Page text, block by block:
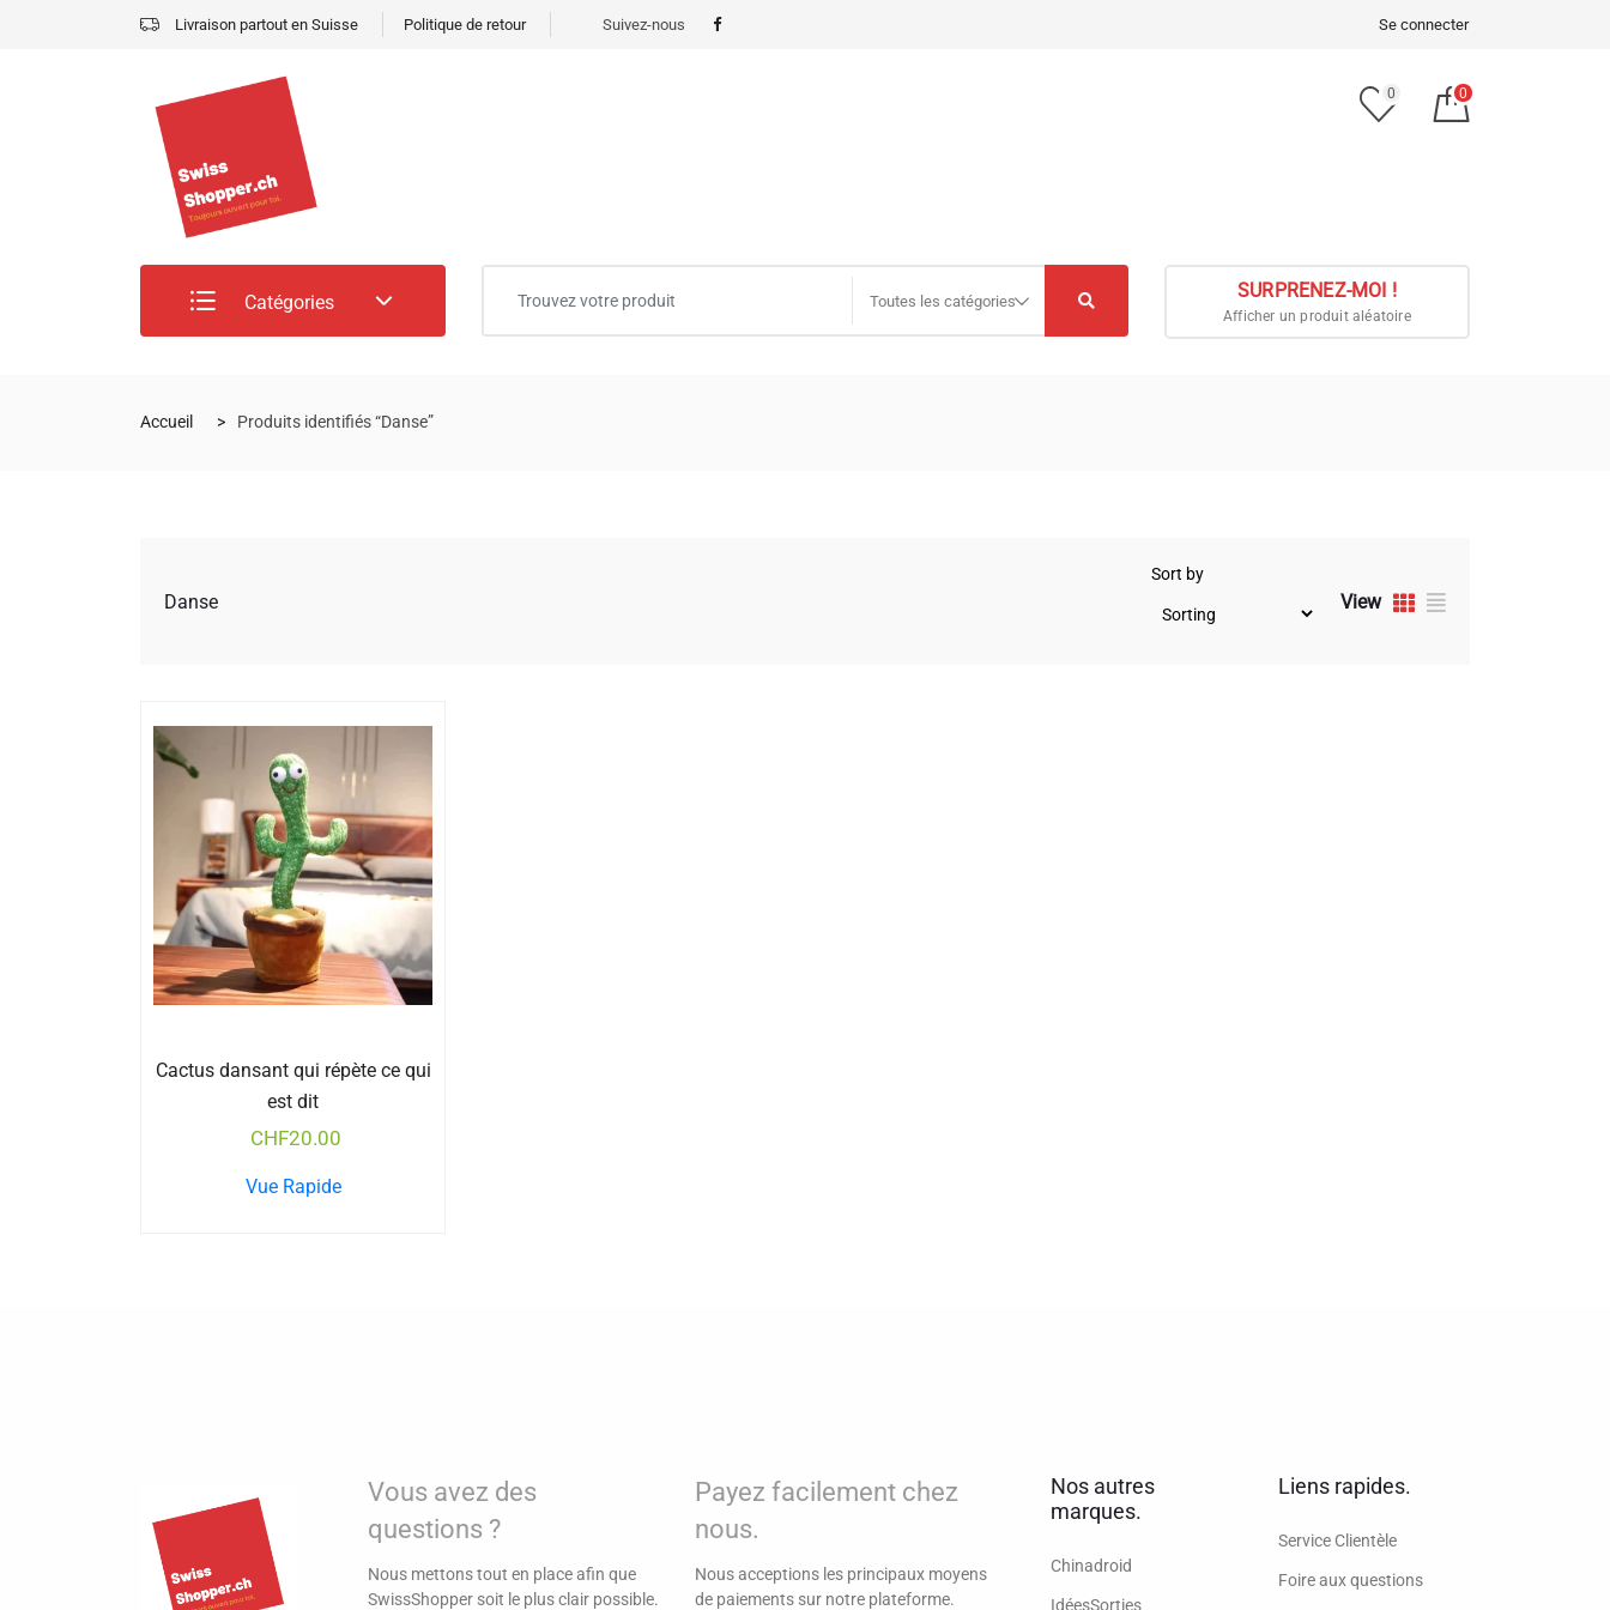
Livraison partout en Suisse Politique de retour Suivez-nous Se connecter
0 0
Catégories Toutes les catégories SURPRENEZ-MOI !
Afficher un produit aléatoire
Accueil Produits identifiés “Danse”
Danse
Sort by
View
Cactus dansant qui répète ce qui
est dit
CHF20.00
Vue Rapide
Vous avez des
questions ?
Nous mettons tout en place afin que
SwissShopper soit le plus clair possible.
Payez facilement chez
nous.
Nous acceptions les principaux moyens
de paiements sur notre plateforme.
Nos autres
marques.
Chinadroid
IdéesSorties
Liens rapides.
Service Clientèle
Foire aux questions